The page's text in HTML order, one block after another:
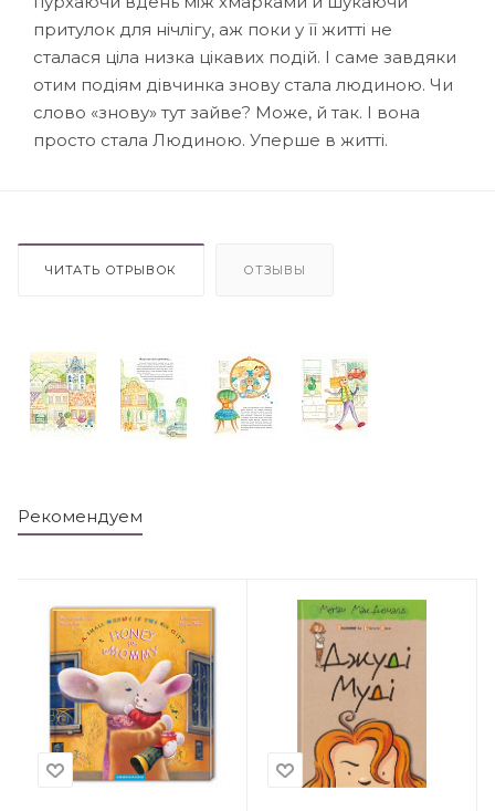
притулок для нічлігу, аж поки у її житті не
сталася ціла низка цікавих подій. І саме завдяки
отим подіям дівчинка знову стала людиною. Чи
слово «знову» тут зайве? Може, й так. І вона
просто стала Людиною. Уперше в житті.
ЧИТАТЬ ОТРЫВОК ОТЗЫВЫ
Рекомендуем